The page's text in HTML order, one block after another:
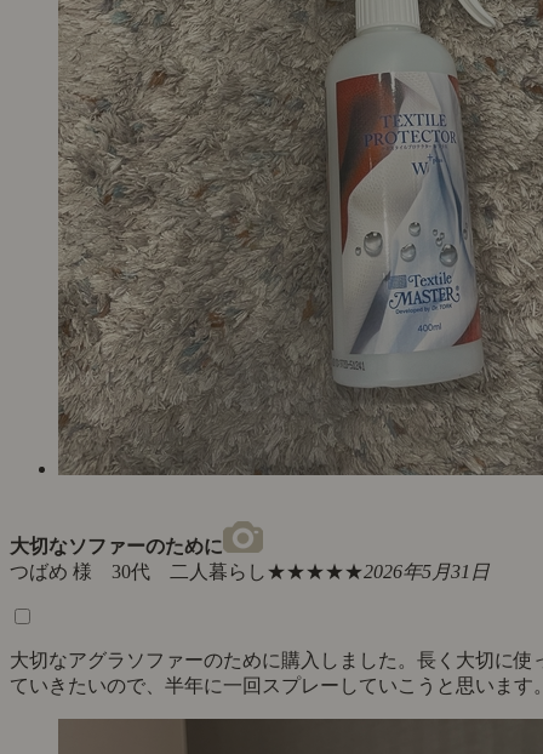
大切なソファーのために
つばめ 様 30代 二人暮らし★★★★★2026年5月31日
大切なアグラソファーのために購入しました。長く大切に使
ていきたいので、半年に一回スプレーしていこうと思います